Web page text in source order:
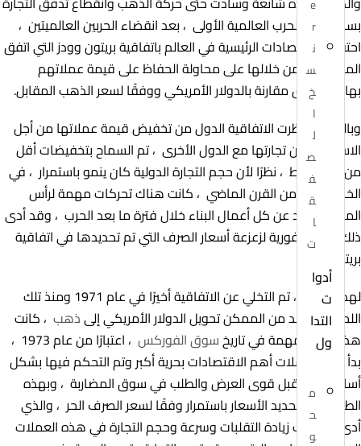
e
r
ن
س
خ
ا
ل
ص
ف
ق
ا
ت
أدوا
ت
التدا
ول
م
ح
و
بسبب بداية الحرب العالمية الأولى ، بعد انقضاء الحربين العالميتين ،
احتفلت الاقتصادات الرئيسية في العالم باتفاقية بريتون وودز التي اتفق
المشاركون من خلالها على محاولة الحفاظ على قيمة عملاتهم
بهامش ضيق مقارنة بالدولار الأمريكي ووفقًا لسعر الذهب المقابل.
وبالمثل ، حظرت الاتفاقية الدول من تخفيض قيمة عملاتها من أجل
الاستفادة من تجارتها مع الدول الأخرى ، تم السماح بتخفيضات أقل
من 10٪ فقط ، نظرًا لأن حجم التجارة الدولية كان ينمو باستمرار ، في
الخمسينيات من القرن الماضي ، كانت هناك تحركات مهمة لرأس
المال المتولد عن كل أعمال البناء خلال فترة ما بعد الحرب ، وقد أدى
ذلك كنتيجة فورية لزعزعة أسعار الصرف التي تم تحديدها في اتفاقية
بريتون وودز.
لهذا السبب ، تم التخلي عن الاتفاقية أخيرًا في عام 1971 ومنذ تلك
اللحظة لم يعد من الممكن تحويل الدولار الأمريكي إلىذهب ، كانت
هذه لحظة مهمة في تاريخسوق الفوركس
، اعتبارًا من عام 1973 ،
بدأ تداول عملات أهم الاقتصادات بحرية أكبر وتم التحكم فيها بشكل
أساسي من قبل قوى العرض والطلب في سوق المضاربة ، وبهذه
الطريقة تم تحديد الأسعار باستمرار وفقًا لسعر الصرف الحر ، والذي
أدى إلى جانب زيادة التقلبات وسرعة وحجم التجارة في هذه العملات